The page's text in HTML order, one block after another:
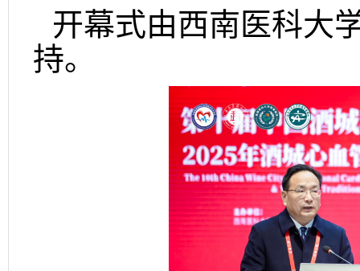
开幕式由西南医科大
持。